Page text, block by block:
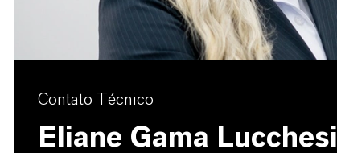
Contato Técnico
Eliane Gama Lucchesi